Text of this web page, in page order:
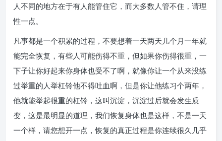
人不同的地方在于有人能管住它，而大多数人管不住，请理
性一点。
凡事都是一个积累的过程，不要想着一天两天几个月一年就
能完全恢复，有些人可能伤得不重，但如果你伤得很重，一
下子让你好起来你身体也受不了啊，就像你让一个从来没练
过举重的人举杠铃他不得吐血啊，但是你让他练习个两年，
他就能举起很重的杠铃，这叫沉淀，沉淀过后就会发生质
变，这是最明显的道理，我们恢复身体也是这样，不是一天
一个样，请您想开一点，恢复的真正过程是你连续很久几乎